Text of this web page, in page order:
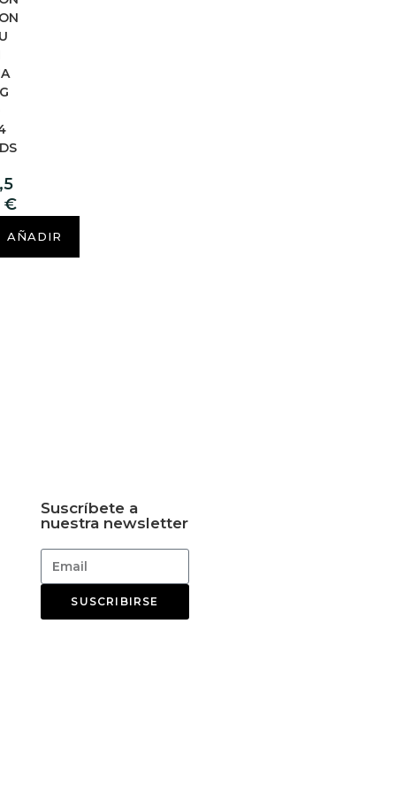
€
AÑADIR
Suscríbete a
nuestra newsletter
SUSCRIBIRSE